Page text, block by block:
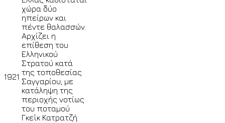
χώρα δύο
ηπείρων και
πέντε θαλασσών.
1921
Αρχίζει η
επίθεση του
Ελληνικού
Στρατού κατά
της τοποθεσίας
Σαγγαρίου, με
κατάληψη της
περιοχής νοτίως
του ποταμού
Γκεΐκ Κατρατζή.